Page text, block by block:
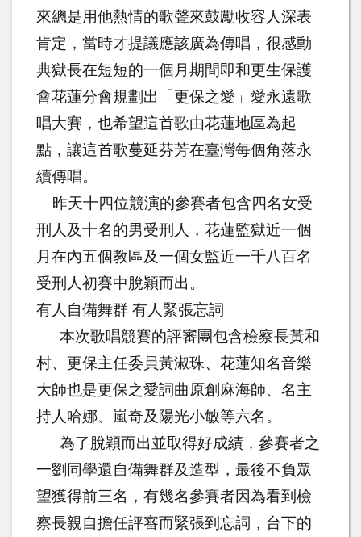
來總是用他熱情的歌聲來鼓勵收容人深表
肯定，當時才提議應該廣為傳唱，很感動
典獄長在短短的一個月期間即和更生保護
會花蓮分會規劃出「更保之愛」愛永遠歌
唱大賽，也希望這首歌由花蓮地區為起
點，讓這首歌蔓延芬芳在臺灣每個角落永
續傳唱。
昨天十四位競演的參賽者包含四名女受
刑人及十名的男受刑人，花蓮監獄近一個
月在內五個教區及一個女監近一千八百名
受刑人初賽中脫穎而出。
有人自備舞群 有人緊張忘詞
本次歌唱競賽的評審團包含檢察長黃和
村、更保主任委員黃淑珠、花蓮知名音樂
大師也是更保之愛詞曲原創麻海師、名主
持人哈娜、嵐奇及陽光小敏等六名。
為了脫穎而出並取得好成績，參賽者之
一劉同學還自備舞群及造型，最後不負眾
望獲得前三名，有幾名參賽者因為看到檢
察長親自擔任評審而緊張到忘詞，台下的